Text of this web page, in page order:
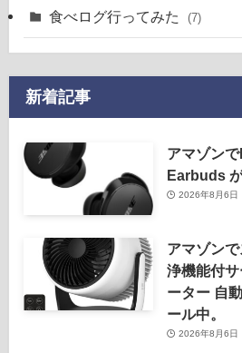
食べログ行ってみた (7)
新着記事
アマゾン
Earbuds
2026年8月6日
アマゾン
浄機能付
ーター 自
ール中。
2026年8月6日